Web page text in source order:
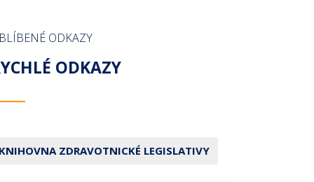
ODKAZY
ODKAZY
ZDRAVOTNICKÉ LEGISLATIVY